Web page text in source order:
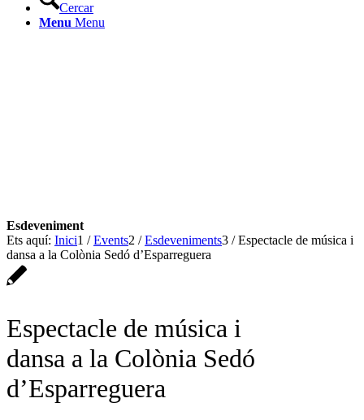
Cercar
Menu Menu
Ets aquí: Inici1 / Events2 / Esdeveniments3 / Espectacle de música i
dansa a la Colònia Sedó d’Esparreguera
Espectacle de música i
dansa a la Colònia Sedó
d’Esparreguera